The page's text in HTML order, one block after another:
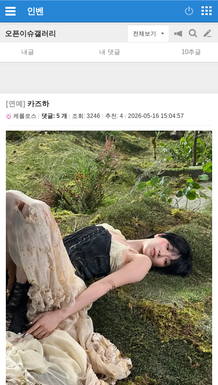
인벤
오픈이슈갤러리 전체보기
공
지
on/off
검
색
글
쓰
내글 내 댓글 10추글
[연예] 카즈하
케를로스 댓글: 5 개 조회: 3246 추천: 4 2026-05-16 15:04:57